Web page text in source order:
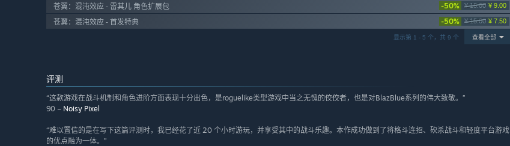
苍翼：混沌效应 - 雷其儿 角色扩展包 -50% ¥ 18.00 ¥ 9.00
苍翼：混沌效应 - 首发特典 -50% ¥ 15.00 ¥ 7.50
查看全部
显示第 1 - 5 个，共 9 个
评测
“这款游戏在战斗机制和角色进阶方面表现十分出色，是roguelike类型游戏中当之无愧的佼佼者，也是对BlazBlue系列的伟大致敬。”
90 – Noisy Pixel
“难以置信的是在写下这篇评测时，我已经花了近 20 个小时游玩，并享受其中的战斗乐趣。本作成功做到了将格斗连招、砍杀战斗和轻度平台游戏
的优点融为一体。”